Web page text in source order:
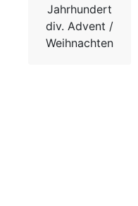
Jahrhundert
div. Advent /
Weihnachten